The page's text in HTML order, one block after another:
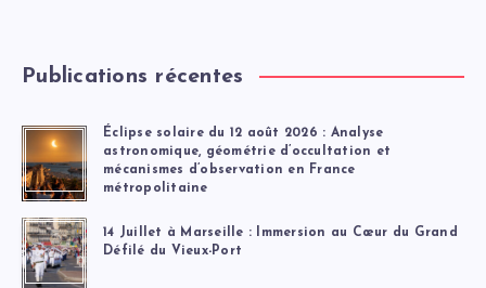
Publications récentes
Éclipse solaire du 12 août 2026 : Analyse
astronomique, géométrie d’occultation et
mécanismes d’observation en France
métropolitaine
14 Juillet à Marseille : Immersion au Cœur du Grand
Défilé du Vieux-Port